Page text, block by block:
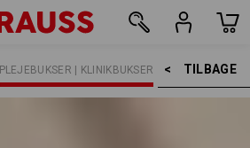
TILBAGE    >
PLEJEBUKSER | KLINIKBUKSER